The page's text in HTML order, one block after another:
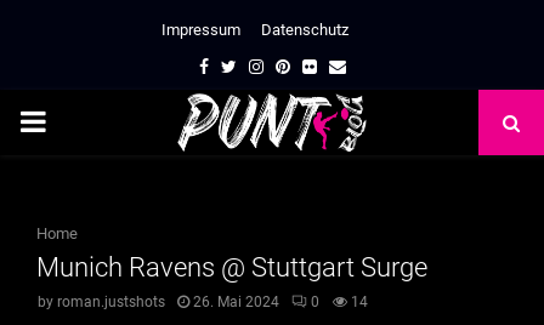
Impressum Datenschutz
Facebook
TwitterInstagram
Pinterest
FlickrEmail
PRIMARY
Home
Munich Ravens @ Stuttgart Surge
by roman.justshots 26. Mai 2024 0 14